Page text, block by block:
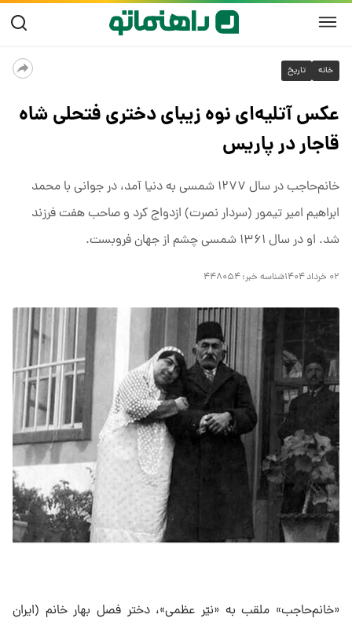
خانه تاریخ
عکس آتلیه‌ای نوه زیبای دختری فتحلی شاه
قاجار در پاریس
خانم‌حاجب در سال ۱۲۷۷ شمسی به دنیا آمد، در جوانی با محمد
ابراهیم امیر تیمور (سردار نصرت) ازدواج کرد و صاحب هفت فرزند
شد. او در سال ۱۳۶۱ شمسی چشم از جهان فروبست.
۰۲ خرداد ۱۴۰۴ شناسه خبر:۴۴۸۰۵۴
«خانم‌حاجب» ملقب به «نیّر عظمی»، دختر فصل بهار خانم (ایران